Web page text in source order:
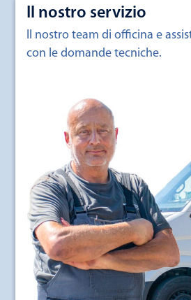
Il nostro servizio
Il nostro team di officina e
con le domande tecniche.